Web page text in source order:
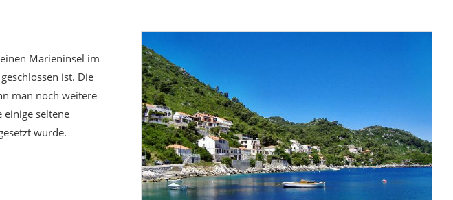
Marieninsel im
ist. Die
man noch weitere
einige seltene
wurde.